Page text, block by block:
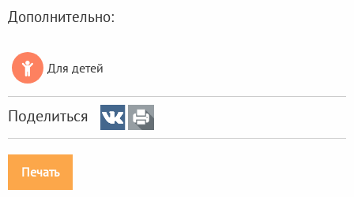
Дополнительно:
 Для детей
Поделиться
Печать